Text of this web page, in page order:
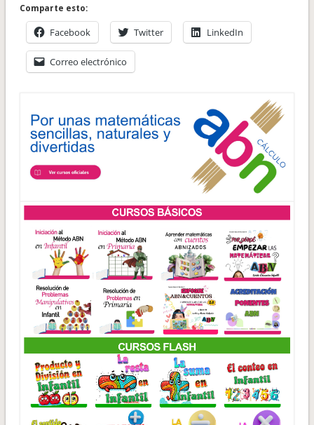
Comparte esto:
Facebook Twitter LinkedIn
Correo electrónico